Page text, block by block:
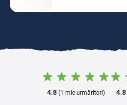
4.8(1 mie urmăritori) 4.8